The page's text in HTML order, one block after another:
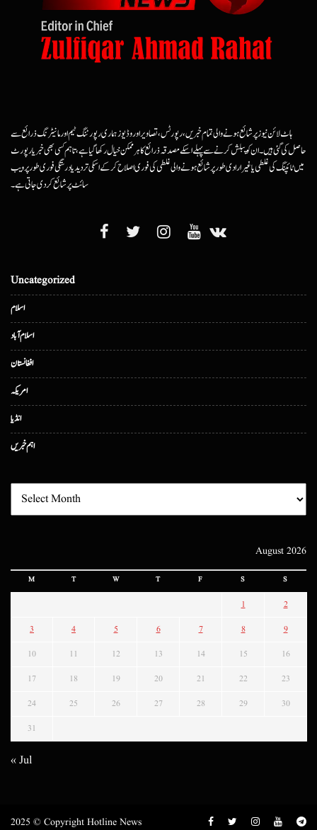
ہاٹ لائن نیوز پر شائع ہونے والی تمام خبریں، رپورٹس، تصاویر اور وڈیوز ہماری رپورٹنگ ٹیم اور مانیٹرنگ ذرائع سے
حاصل کی گئی ہیں۔ ان کو پبلش کرنے سے پہلے اسکے مصدقہ ذرائع کا ہرممکن خیال رکھا گیا ہے، تاہم کسی بھی خبر یا رپورٹ
میں ٹائپنگ کی غلطی یا غیرارادی طور پر شائع ہونے والی غلطی کی فوری اصلاح کرکے اسکی تردید یا درستگی فوری طور پر ویب
سائٹ پر شائع کردی جاتی ہے۔
Uncategorized
اسلام
اسلام آباد
افغانستان
امریکہ
انڈیا
اہم خبریں
August 2026
M T W T F S S
1 2
3 4 5 6 7 8 9
10 11 12 13 14 15 16
17 18 19 20 21 22 23
24 25 26 27 28 29 30
31
« Jul
2025 © Copyright Hotline News